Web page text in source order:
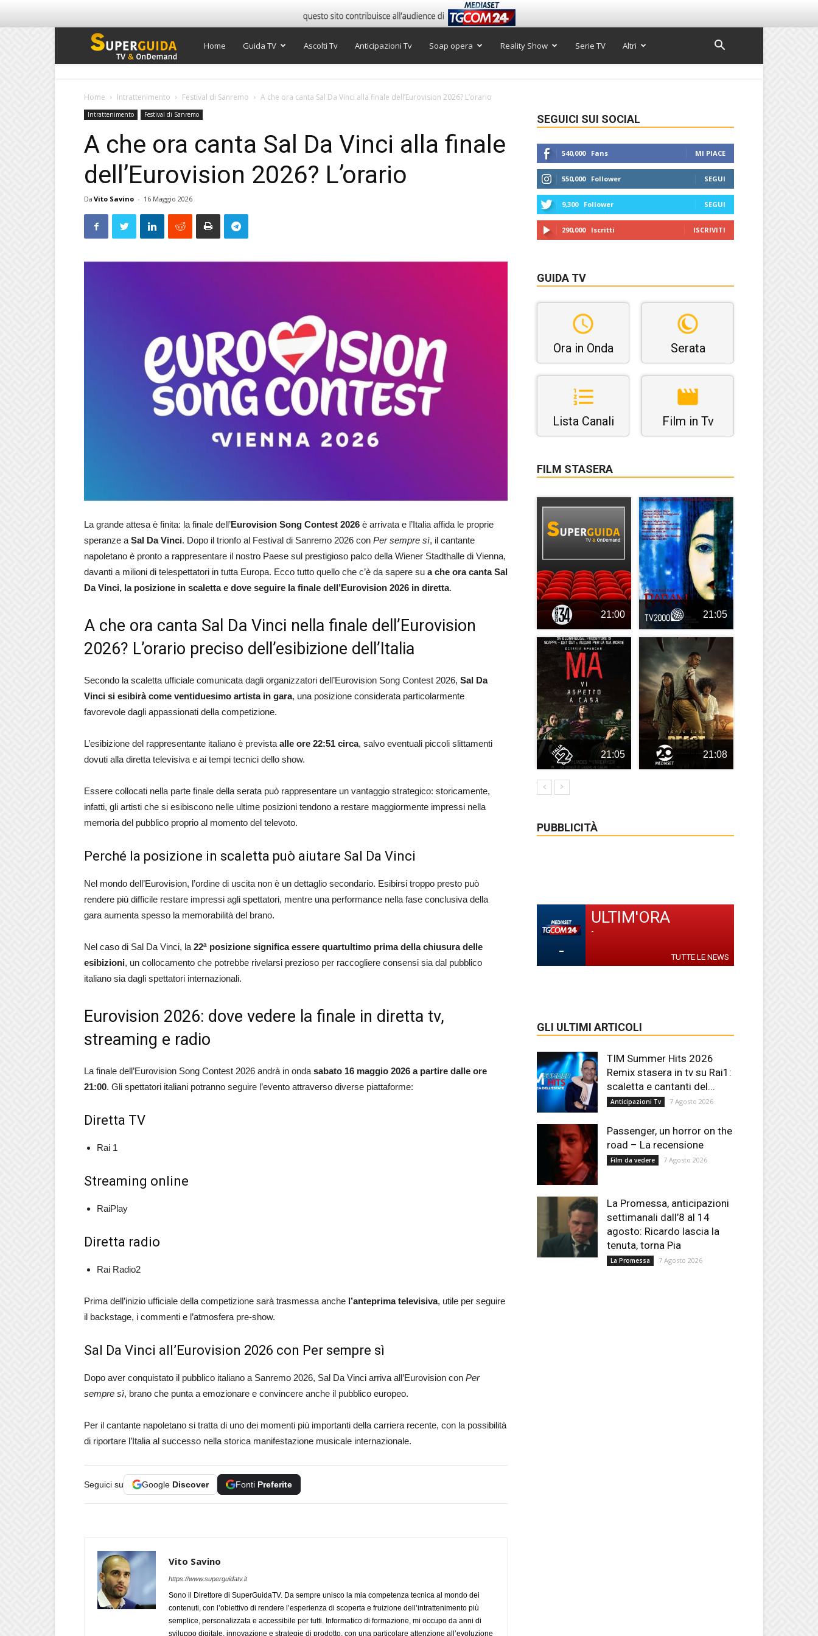
Super
TV
Home Guida TV Ascolti Tv Anticipazioni Tv Soap opera Reality Show Serie TV Altri
Home Intrattenimento Festival di Sanremo A che ora canta Sal Da Vinci alla finale dell’Eurovision 2026? L’orario
Intrattenimento Festival di Sanremo
A che ora canta Sal Da Vinci alla finale
dell’Eurovision 2026? L’orario
Da Vito Savino - 16 Maggio 2026
La grande attesa è finita: la finale dell’Eurovision Song Contest 2026 è arrivata e l’Italia affida le proprie
speranze a Sal Da Vinci. Dopo il trionfo al Festival di Sanremo 2026 con Per sempre sì, il cantante
napoletano è pronto a rappresentare il nostro Paese sul prestigioso palco della Wiener Stadthalle di Vienna,
davanti a milioni di telespettatori in tutta Europa. Ecco tutto quello che c’è da sapere su a che ora canta Sal
Da Vinci, la posizione in scaletta e dove seguire la finale dell’Eurovision 2026 in diretta.
A che ora canta Sal Da Vinci nella finale dell’Eurovision
2026? L’orario preciso dell’esibizione dell’Italia
Secondo la scaletta ufficiale comunicata dagli organizzatori dell’Eurovision Song Contest 2026, Sal Da
Vinci si esibirà come ventiduesimo artista in gara, una posizione considerata particolarmente
favorevole dagli appassionati della competizione.
L’esibizione del rappresentante italiano è prevista alle ore 22:51 circa, salvo eventuali piccoli slittamenti
dovuti alla diretta televisiva e ai tempi tecnici dello show.
Essere collocati nella parte finale della serata può rappresentare un vantaggio strategico: storicamente,
infatti, gli artisti che si esibiscono nelle ultime posizioni tendono a restare maggiormente impressi nella
memoria del pubblico proprio al momento del televoto.
Perché la posizione in scaletta può aiutare Sal Da Vinci
Nel mondo dell’Eurovision, l’ordine di uscita non è un dettaglio secondario. Esibirsi troppo presto può
rendere più difficile restare impressi agli spettatori, mentre una performance nella fase conclusiva della
gara aumenta spesso la memorabilità del brano.
Nel caso di Sal Da Vinci, la 22ª posizione significa essere quartultimo prima della chiusura delle
esibizioni, un collocamento che potrebbe rivelarsi prezioso per raccogliere consensi sia dal pubblico
italiano sia dagli spettatori internazionali.
Eurovision 2026: dove vedere la finale in diretta tv,
streaming e radio
La finale dell’Eurovision Song Contest 2026 andrà in onda sabato 16 maggio 2026 a partire dalle ore
21:00. Gli spettatori italiani potranno seguire l’evento attraverso diverse piattaforme:
Diretta TV
Rai 1
Streaming online
RaiPlay
Diretta radio
Rai Radio2
Prima dell’inizio ufficiale della competizione sarà trasmessa anche l’anteprima televisiva, utile per seguire
il backstage, i commenti e l’atmosfera pre-show.
Sal Da Vinci all’Eurovision 2026 con Per sempre sì
Dopo aver conquistato il pubblico italiano a Sanremo 2026, Sal Da Vinci arriva all’Eurovision con Per
sempre sì, brano che punta a emozionare e convincere anche il pubblico europeo.
Per il cantante napoletano si tratta di uno dei momenti più importanti della carriera recente, con la possibilità
di riportare l’Italia al successo nella storica manifestazione musicale internazionale.
Seguici su Google Discover Fonti Preferite
Vito Savino
https://www.superguidatv.it
Sono il Direttore di SuperGuidaTV. Da sempre unisco la mia competenza tecnica al mondo dei
contenuti, con l’obiettivo di rendere l’esperienza di scoperta e fruizione dell’intrattenimento più
semplice, personalizzata e accessibile per tutti. Informatico di formazione, mi occupo da anni di
sviluppo digitale, innovazione e strategie di prodotto, con una particolare attenzione all’evoluzione
SEGUICI SUI SOCIAL
540,000 Fans MI PIACE
550,000 Follower SEGUI
9,300 Follower SEGUI
290,000 Iscritti ISCRIVITI
GUIDA TV
Ora in Onda Serata
Lista Canali Film in Tv
FILM STASERA
21:00 21:05
21:05 21:08
PUBBLICITÀ
-
ULTIM'ORA
-
TUTTE LE NEWS
GLI ULTIMI ARTICOLI
TIM Summer Hits 2026
Remix stasera in tv su Rai1:
scaletta e cantanti del...
Anticipazioni Tv 7 Agosto 2026
Passenger, un horror on the
road – La recensione
Film da vedere 7 Agosto 2026
La Promessa, anticipazioni
settimanali dall’8 al 14
agosto: Ricardo lascia la
tenuta, torna Pia
La Promessa 7 Agosto 2026